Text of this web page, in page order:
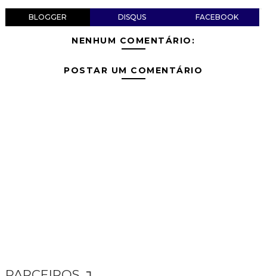
BLOGGER DISQUS FACEBOOK
NENHUM COMENTÁRIO:
POSTAR UM COMENTÁRIO